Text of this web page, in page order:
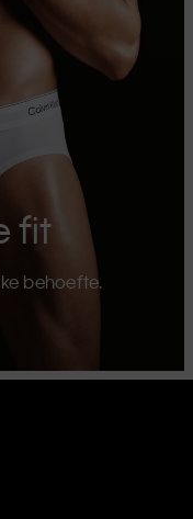
fit
behoefte.